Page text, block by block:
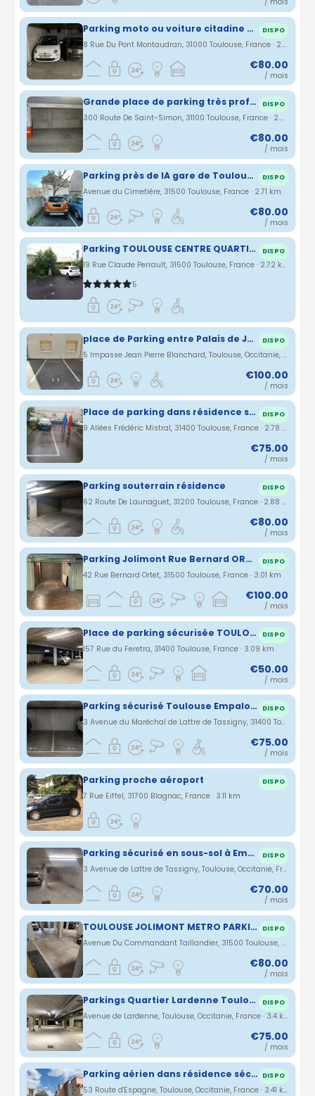
Parking moto ou voiture citadine place Dupuy DISPO
8 Rue Du Pont Montaudran, 31000 Toulouse, France · 2.6 km
€80.00
/ mois
Grande place de parking très profonde avec arret de bus, tramway et métro à coté DISPO
300 Route De Saint-Simon, 31100 Toulouse, France · 2.65 km
€80.00
/ mois
Parking près de lA gare de Toulouse Matabiau DISPO
Avenue du Cimetière, 31500 Toulouse, France · 2.71 km
€80.00
/ mois
Parking TOULOUSE CENTRE QUARTIER GARE MARENGO MEDIATHEQUE GARE DISPO
19 Rue Claude Perrault, 31500 Toulouse, France · 2.72 km
5
place de Parking entre Palais de Justice et Saint Michel DISPO
5 Impasse Jean Pierre Blanchard, Toulouse, Occitanie, France · 2.73 km
€100.00
/ mois
Place de parking dans résidence sécurisée proche jardin des plantes DISPO
9 Allées Frédéric Mistral, 31400 Toulouse, France · 2.78 km
€75.00
/ mois
Parking souterrain résidence DISPO
62 Route De Launaguet, 31200 Toulouse, France · 2.88 km
€80.00
/ mois
Parking Jolimont Rue Bernard ORTET Toulouse DISPO
42 Rue Bernard Ortet, 31500 Toulouse, France · 3.01 km
€100.00
/ mois
Place de parking sécurisée TOULOUSE DISPO
157 Rue du Feretra, 31400 Toulouse, France · 3.09 km
€50.00
/ mois
Parking sécurisé Toulouse Empalot – proche métro DISPO
3 Avenue du Maréchal de Lattre de Tassigny, 31400 Toulouse, France · 3.1 km
€75.00
/ mois
Parking proche aéroport DISPO
7 Rue Eiffel, 31700 Blagnac, France · 3.11 km
Parking sécurisé en sous-sol à Empalot DISPO
3 Avenue de Lattre de Tassigny, Toulouse, Occitanie, France · 3.28 km
€70.00
/ mois
TOULOUSE JOLIMONT METRO PARKING SECURISE DISPO
Avenue Du Commandant Taillandier, 31500 Toulouse, France · 3.32 km
€80.00
/ mois
Parkings Quartier Lardenne Toulouse DISPO
Avenue de Lardenne, Toulouse, Occitanie, France · 3.4 km
€75.00
/ mois
Parking aérien dans résidence sécurisée à Croix de Pierre n°2 DISPO
53 Route d'Espagne, Toulouse, Occitanie, France · 3.41 km